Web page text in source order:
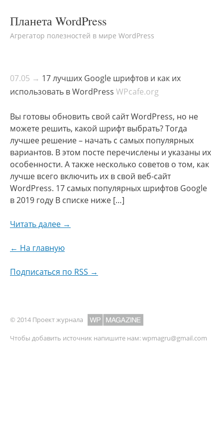
Планета WordPress
Агрегатор полезностей в мире WordPress
07.05 → 17 лучших Google шрифтов и как их
использовать в WordPress WPcafe.org
Вы готовы обновить свой сайт WordPress, но не
можете решить, какой шрифт выбрать? Тогда
лучшее решение – начать с самых популярных
вариантов. В этом посте перечислены и указаны их
особенности. А также несколько советов о том, как
лучше всего включить их в свой веб-сайт
WordPress. 17 самых популярных шрифтов Google
в 2019 году В списке ниже […]
Читать далее →
← На главную
Подписаться по RSS →
© 2014 Проект журнала
Чтобы добавить источник напишите нам:wpmagru@gmail.com